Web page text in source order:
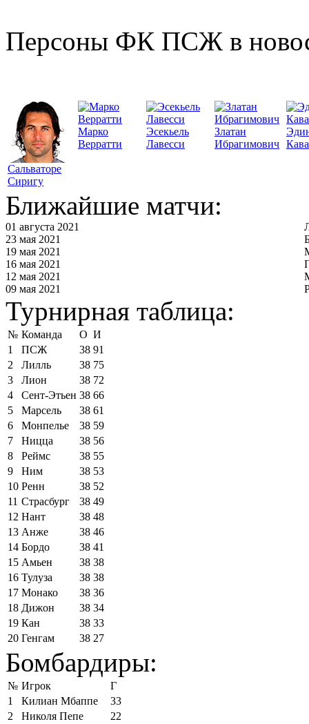
Персоны ФК ПСЖ в
Сальваторе
Сиригу
Марко
Верратти
Эсекьель
Лавесси
Златан
Ибрагимович
Ближайшие матчи:
01 августа 2021
23 мая 2021
19 мая 2021
16 мая 2021
12 мая 2021
09 мая 2021
Турнирная таблица:
№ Команда О И
1
ПСЖ 38 91
2
Лилль 38 75
3
Лион 38 72
4
Сент-Этьен 38 66
5
Марсель 38 61
6
Монпелье 38 59
7
Ницца 38 56
8
Реймс 38 55
9
Ним 38 53
10 Ренн 38 52
11 Страсбург 38 49
12 Нант 38 48
13 Анже 38 46
14 Бордо 38 41
15 Амьен 38 38
16 Тулуза 38 38
17 Монако 38 36
18 Дижон 38 34
19 Кан 38 33
20 Генгам 38 27
Бомбардиры:
№ Игрок
Г
1
Килиан Мбаппе
33
2
Николя Пепе
22